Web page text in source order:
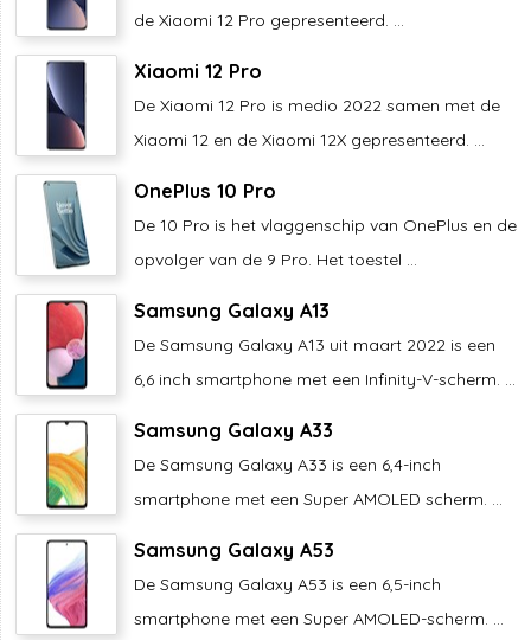
de Xiaomi 12 Pro gepresenteerd. ...
Xiaomi 12 Pro
De Xiaomi 12 Pro is medio 2022 samen met de
Xiaomi 12 en de Xiaomi 12X gepresenteerd. ...
OnePlus 10 Pro
De 10 Pro is het vlaggenschip van OnePlus en de
opvolger van de 9 Pro. Het toestel ...
Samsung Galaxy A13
De Samsung Galaxy A13 uit maart 2022 is een
6,6 inch smartphone met een Infinity-V-scherm. ...
Samsung Galaxy A33
De Samsung Galaxy A33 is een 6,4-inch
smartphone met een Super AMOLED scherm. ...
Samsung Galaxy A53
De Samsung Galaxy A53 is een 6,5-inch
smartphone met een Super AMOLED-scherm. ...